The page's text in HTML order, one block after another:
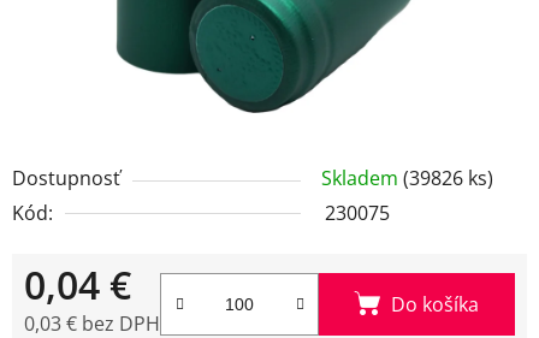
Dostupnosť Skladem (39826 ks)
Kód:
230075
0,04 €
0,03 € bez DPH
Do košíka